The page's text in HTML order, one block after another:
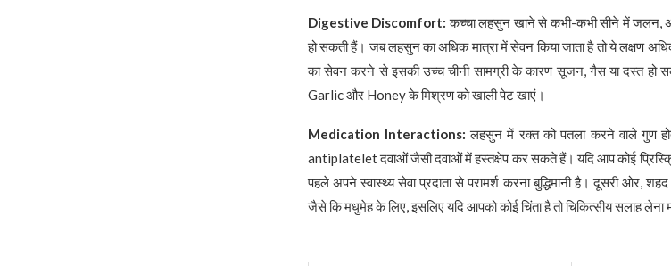
Digestive Discomfort: कच्चा लहसुन खाने से कभी-कभी सीने में जलन,
हो सकती हैं। जब लहसुन का अधिक मात्रा में सेवन किया जाता है तो ये लक्षण
का सेवन करने से इसकी उच्च चीनी सामग्री के कारण सूजन, गैस या दस्त
Garlic और Honey के मिश्रण को खाली पेट खाएं।
Medication Interactions: लहसुन में रक्त को पतला करने वाले गुण
antiplatelet दवाओं जैसी दवाओं में हस्तक्षेप कर सकते हैं। यदि आप कोई
पहले अपने स्वास्थ्य सेवा प्रदाता से परामर्श करना बुद्धिमानी है। दूसरी ओर,
जैसे कि मधुमेह के लिए, इसलिए यदि आपको कोई चिंता है तो चिकित्सीय सलाह लेना